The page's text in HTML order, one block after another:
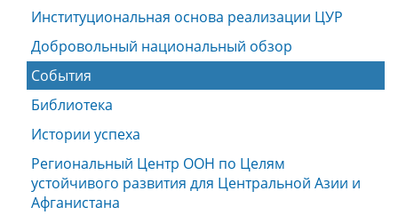
Институциональная основа реализации ЦУР
Добровольный национальный обзор
События
Библиотека
Истории успеха
Региональный Центр ООН по Целям
устойчивого развития для Центральной Азии и
Афганистана